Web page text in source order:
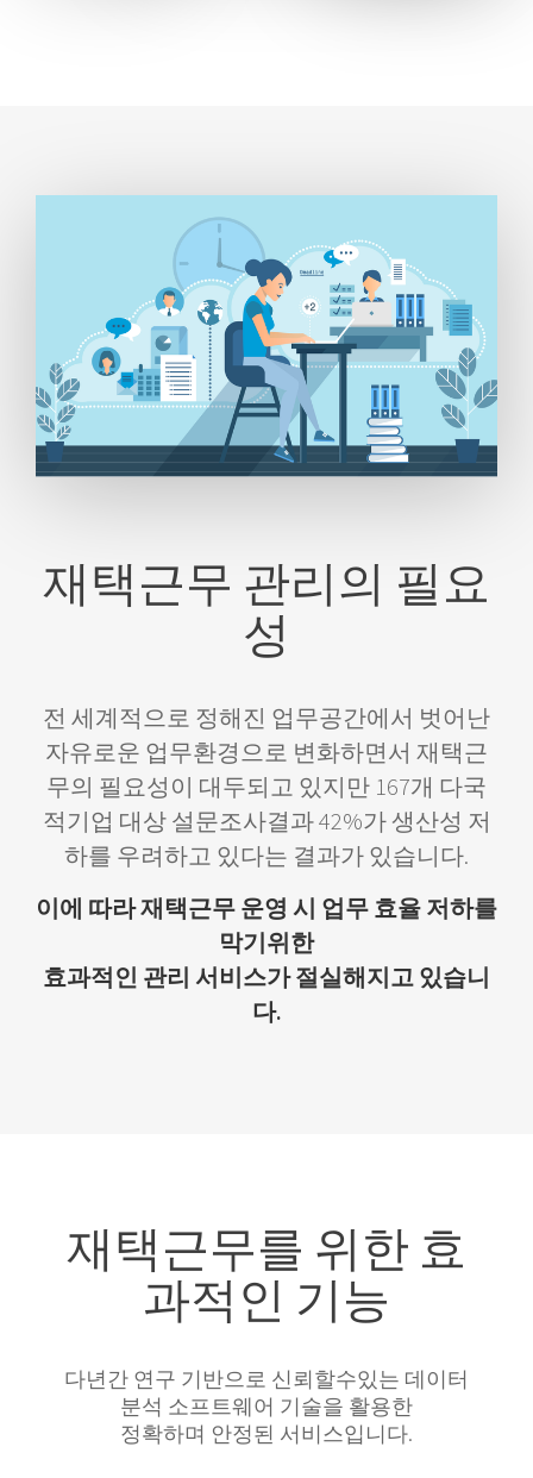
재택근무 관리의 필요
성
전 세계적으로 정해진 업무공간에서 벗어난
자유로운 업무환경으로 변화하면서 재택근
무의 필요성이 대두되고 있지만 167개 다국
적기업 대상 설문조사결과 42%가 생산성 저
하를 우려하고 있다는 결과가 있습니다.
이에 따라 재택근무 운영 시 업무 효율 저하를
막기위한
효과적인 관리 서비스가 절실해지고 있습니
다.
재택근무를 위한 효
과적인 기능
다년간 연구 기반으로 신뢰할수있는 데이터
분석 소프트웨어 기술을 활용한
정확하며 안정된 서비스입니다.